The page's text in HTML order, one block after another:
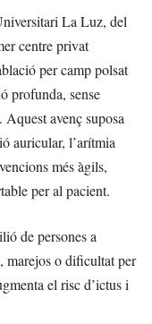
La Luz, del
centre privat
per camp polsat
profunda, sense
Aquest avenç suposa
auricular, l’arítmia
més àgils,
per al pacient.
de persones a
marejos o dificultat per
el risc d’ictus i